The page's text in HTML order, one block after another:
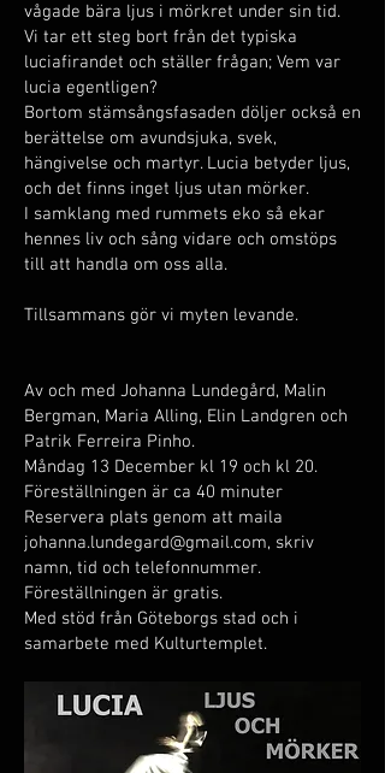
vågade bära ljus i mörkret under sin tid.
Vi tar ett steg bort från det typiska
luciafirandet och ställer frågan; Vem var
lucia egentligen?
Bortom stämsångsfasaden döljer också en
berättelse om avundsjuka, svek,
hängivelse och martyr. Lucia betyder ljus,
och det finns inget ljus utan mörker.
I samklang med rummets eko så ekar
hennes liv och sång vidare och omstöps
till att handla om oss alla.
Tillsammans gör vi myten levande.
Av och med Johanna Lundegård, Malin
Bergman, Maria Alling, Elin Landgren och
Patrik Ferreira Pinho.
Måndag 13 December kl 19 och kl 20.
Föreställningen är ca 40 minuter
Reservera plats genom att maila
johanna.lundegard@gmail.com, skriv
namn, tid och telefonnummer.
Föreställningen är gratis.
Med stöd från Göteborgs stad och i
samarbete med Kulturtemplet.